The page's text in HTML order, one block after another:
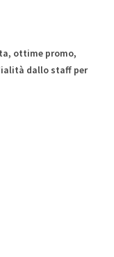
ottime promo,
dallo staff per